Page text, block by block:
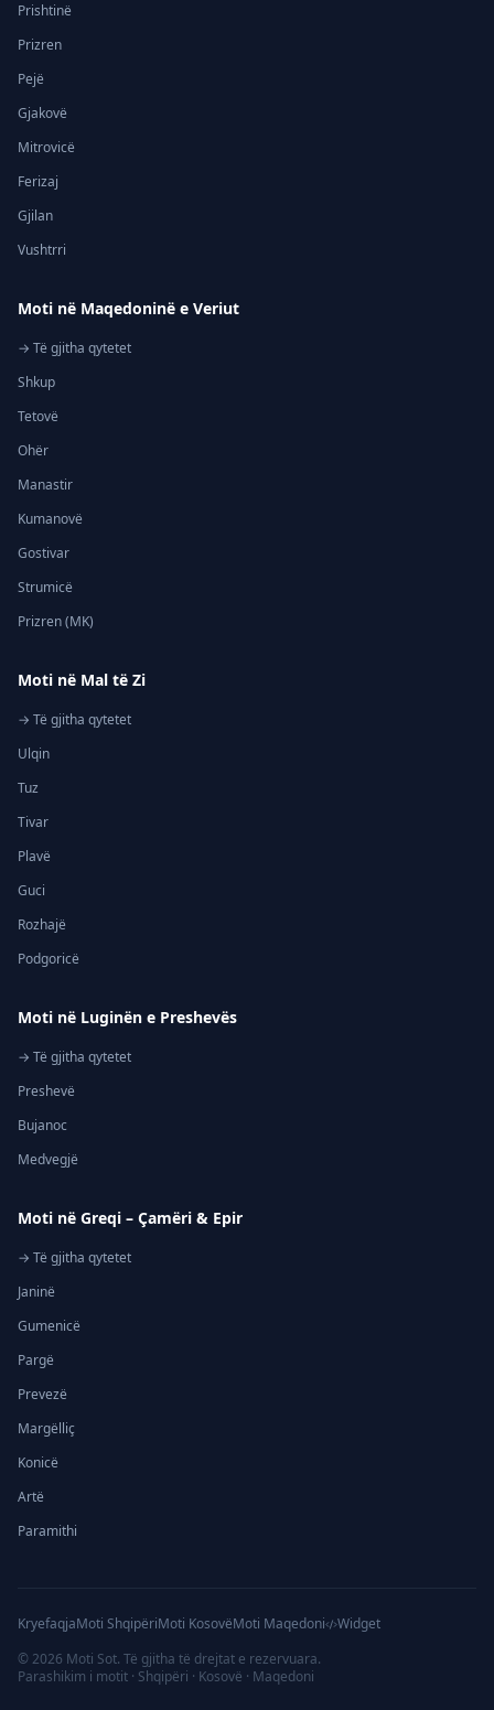
Prishtinë
Prizren
Pejë
Gjakovë
Mitrovicë
Ferizaj
Gjilan
Vushtrri
Moti në Maqedoninë e Veriut
→ Të gjitha qytetet
Shkup
Tetovë
Ohër
Manastir
Kumanovë
Gostivar
Strumicë
Prizren (MK)
Moti në Mal të Zi
→ Të gjitha qytetet
Ulqin
Tuz
Tivar
Plavë
Guci
Rozhajë
Podgoricë
Moti në Luginën e Preshevës
→ Të gjitha qytetet
Preshevë
Bujanoc
Medvegjë
Moti në Greqi – Çamëri & Epir
→ Të gjitha qytetet
Janinë
Gumenicë
Pargë
Prevezë
Margëlliç
Konicë
Artë
Paramithi
KryefaqjaMoti ShqipëriMoti KosovëMoti Maqedoni
Widget
© 2026 Moti Sot. Të gjitha të drejtat e rezervuara.
Parashikim i motit · Shqipëri · Kosovë · Maqedoni